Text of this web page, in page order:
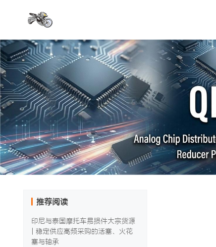
推荐阅读
印尼与泰国摩托车易损件大宗货源
| 稳定供应高频采购的活塞、火花
塞与轴承